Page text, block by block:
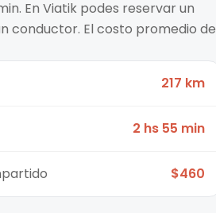
En Viatik podes reservar un
conductor. El costo promedio de
217 km
2 hs 55 min
$460